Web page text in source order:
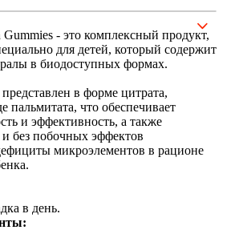
- это комплексный продукт,
для детей, который содержит
в биодоступных формах.
в форме цитрата,
пальмитата, что обеспечивает
и эффективность, а также
и без побочных эффектов
микроэлементов в рационе
в день.